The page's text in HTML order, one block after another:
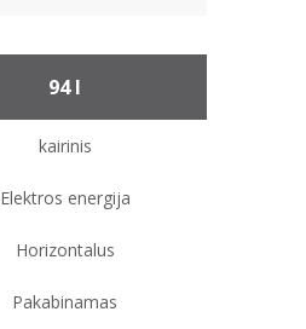
94 l
kairinis
Elektros energija
Horizontalus
Pakabinamas